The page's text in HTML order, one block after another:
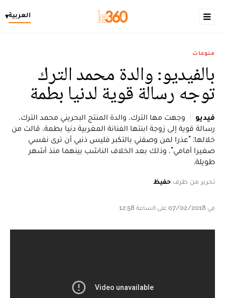
العربية▾
منوعات
بالفيديو: والدة محمد الترك
توجه رسالة قوية لدنيا بطمة
فيديو
وجهت مها الترك، والدة المنتج البحريني محمد الترك،
رسالة قوية إلى زوجة ابنتها الفنانة المغربية دنيا بطمة، قالت من
خلالها: "عذرا لمن وصفني بالتكبر فليس ذنبي أن ترى نفسي
صغيرا أمامي"، وذلك بعد الخلاف الناشب بينهما منذ أشهر
طويلة.
تحرير من طرف حفيظ
في 07/02/2018 على الساعة 12:58